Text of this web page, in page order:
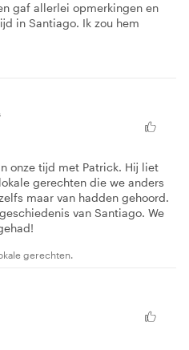
gaf allerlei opmerkingen en
in Santiago. Ik zou hem
onze tijd met Patrick. Hij liet
gerechten die we anders
maar van hadden gehoord.
van Santiago. We
gerechten.